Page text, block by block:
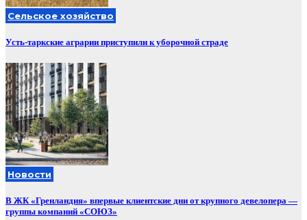
Сельское хозяйство
Усть-таркские аграрии приступили к уборочной страде
Новости
В ЖК «Гренландия» впервые клиентские дни от крупного девелопера —
группы компаний «СОЮЗ»